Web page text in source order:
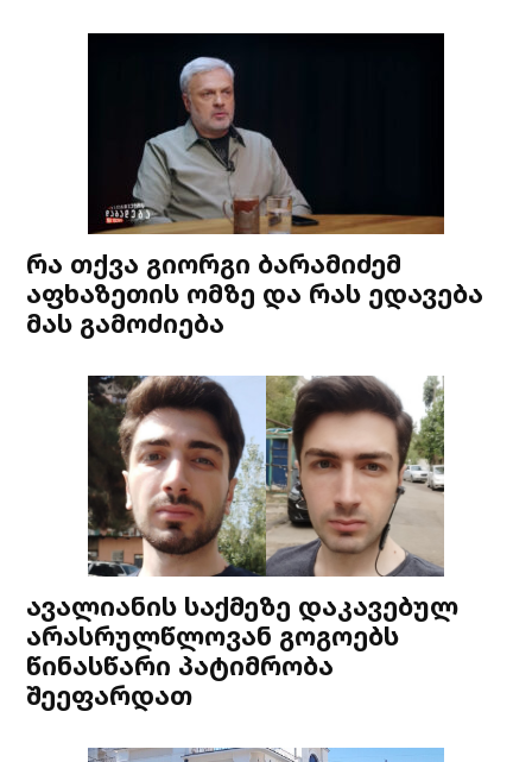
რა თქვა გიორგი ბარამიძემ
აფხაზეთის ომზე და რას ედავება
მას გამოძიება
ავალიანის საქმეზე დაკავებულ
არასრულწლოვან გოგოებს
წინასწარი პატიმრობა
შეეფარდათ